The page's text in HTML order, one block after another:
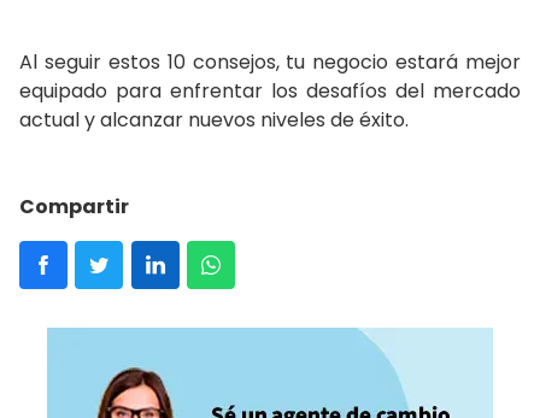
Al seguir estos 10 consejos, tu negocio estará mejor
equipado para enfrentar los desafíos del mercado
actual y alcanzar nuevos niveles de éxito.
Compartir